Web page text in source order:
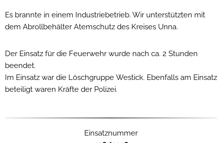
Es brannte in einem Industriebetrieb. Wir unterstützten mit
dem Abrollbehälter Atemschutz des Kreises Unna.
Der Einsatz für die Feuerwehr wurde nach ca. 2 Stunden
beendet.
Im Einsatz war die Löschgruppe Westick. Ebenfalls am Einsatz
beteiligt waren Kräfte der Polizei.
Einsatznummer